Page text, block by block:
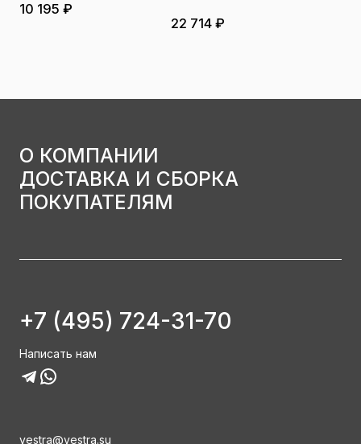
10 195 ₽
22 714 ₽
О КОМПАНИИ
ДОСТАВКА И СБОРКА
ПОКУПАТЕЛЯМ
+7 (495) 724-31-70
Написать нам
vestra@vestra.su